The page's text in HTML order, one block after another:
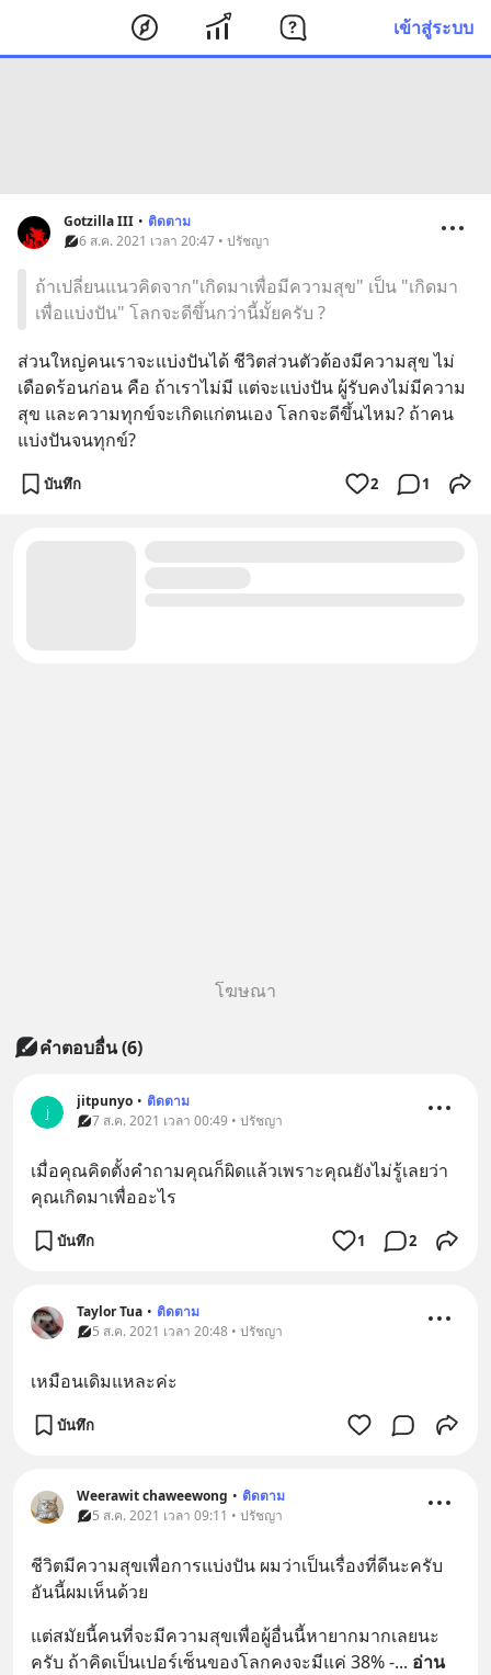
เข้าสู่ระบบ
Gotzilla III • ติดตาม
6 ส.ค. 2021 เวลา 20:47 • ปรัชญา
ถ้าเปลี่ยนแนวคิดจาก"เกิดมาเพื่อมีความสุข" เป็น "เกิดมา
เพื่อแบ่งปัน" โลกจะดีขึ้นกว่านี้มั้ยครับ ?
ส่วนใหญ่คนเราจะแบ่งปันได้ ชีวิตส่วนตัวต้องมีความสุข ไม่
เดือดร้อนก่อน คือ ถ้าเราไม่มี แต่จะแบ่งปัน ผู้รับคงไม่มีความ
สุข และความทุกข์จะเกิดแก่ตนเอง โลกจะดีขึ้นไหม? ถ้าคน
แบ่งปันจนทุกข์?
บันทึก 2 1
โฆษณา
คำตอบอื่น(6)
j
jitpunyo • ติดตาม
7 ส.ค. 2021 เวลา 00:49 • ปรัชญา
เมื่อคุณคิดตั้งคำถามคุณก็ผิดแล้วเพราะคุณยังไม่รู้เลยว่า
คุณเกิดมาเพื่ออะไร
บันทึก 1 2
Taylor Tua • ติดตาม
5 ส.ค. 2021 เวลา 20:48 • ปรัชญา
เหมือนเดิมแหละค่ะ
บันทึก
Weerawit chaweewong • ติดตาม
5 ส.ค. 2021 เวลา 09:11 • ปรัชญา
ชีวิตมีความสุขเพื่อการแบ่งปัน ผมว่าเป็นเรื่องที่ดีนะครับ
อันนี้ผมเห็นด้วย
แต่สมัยนี้คนที่จะมีความสุขเพื่อผู้อื่นนี้หายากมากเลยนะ
ครับ ถ้าคิดเป็นเปอร์เซ็นของโลกคงจะมีแค่ 38% -... อ่าน